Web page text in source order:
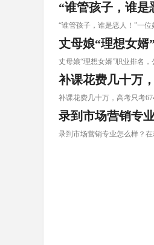
“谁管孩子，谁是
“谁管孩子，谁是恶人！”一
丈母娘“理想女
丈母娘“理想女婿”职业排名，
补课花费几十万
补课花费几十万，高考只考
录到市场营销专
录到市场营销专业怎么样？在